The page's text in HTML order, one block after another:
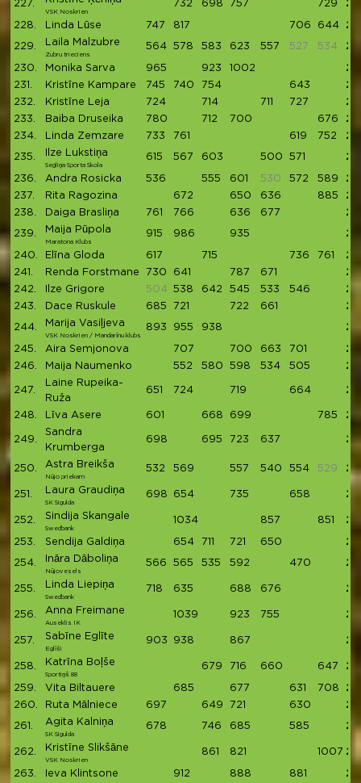
227.
VSK Noskrien
732 698 757 729
228. Linda Lūse 747 817 706 644
229. Laila Malzubre
Zubru trieciens
564 578 583 623 557 527 534
230. Monika Sarva 965 923 1002
231.
Kristīne Kampare 745 740 754 643
232.
Kristīne Leja 724 714 711 727
233.
Baiba Druseika 780 712 700 676
234.
Linda Zemzare 733 761 619 752
235. Ilze Lukstiņa
Segliņa Sporta Skola
615 567 603 500 571
236. Andra Rosicka 536 555 601 530 572 589
237.
Rita Ragozina 672 650 636 885
238.
Daiga Brasliņa 761 766 636 677
239. Maija Pūpola
Maratona Klubs
915 986 935
240. Elīna Gloda 617 715 736 761
241.
Renda Forstmane 730 641 787 671
242.
Ilze Grigore 504 538 642 545 533 546
243.
Dace Ruskule 685 721 722 661
244. Marija Vasiļjeva
VSK Noskrien / Mandarīnu klubs
893 955 938
245. Aira Semjonova 707 700 663 701
246.
Maija Naumenko 552 580 598 534 505
247.
Laine Rupeika-
Ruža
651 724 719 664
248. Līva Asere 601 668 699 785
249.
Sandra
Krumberga
698 695 723 637
250. Astra Breikša
Nūjo priekam
532 569 557 540 554 529
251. Laura Graudiņa
SK Sigulda
698 654 735 658
252. Sindija Skangale
Swedbank
1034 857 851
253. Sendija Galdiņa 654 711 721 650
254. Ināra Dāboliņa
Nūjovesels
566 565 535 592 470
255. Linda Liepiņa
Swedbank
718 635 688 676
256. Anna Freimane
Auseklis IK
1039 923 755
257. Sabīne Eglīte
Eglīši
903 938 867
258. Katrīna Boļše
Sportiņš 88
679 716 660 647
259. Vita Biltauere 685 677 631 708
260.
Ruta Mālniece 697 649 721 630
261. Agita Kalniņa
SK Sigulda
678 746 685 585
262. Kristīne Slikšāne
VSK Noskrien
861 821 1007
263. Ieva Klintsone 912 888 881